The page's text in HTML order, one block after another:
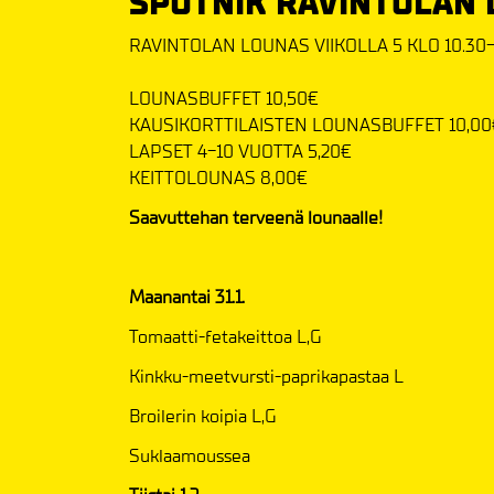
RAVINTOLAN LOUNAS VIIKOLLA 5 KLO
LOUNASBUFFET 10,50€
KAUSIKORTTILAISTEN LOUNASBUFFET
LAPSET 4-10 VUOTTA 5,20€
​​​​​​​KEITTOLOUNAS 8,00€
Saavuttehan terveenä lounaalle!
Maanantai 31.1.
Tomaatti-fetakeittoa L,G
Kinkku-meetvursti-paprikapastaa L
Broilerin koipia L,G
Suklaamoussea